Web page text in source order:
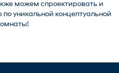
можем спроектировать и
по уникальной концептуальной